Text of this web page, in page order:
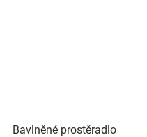
Bavlněné prostěradlo